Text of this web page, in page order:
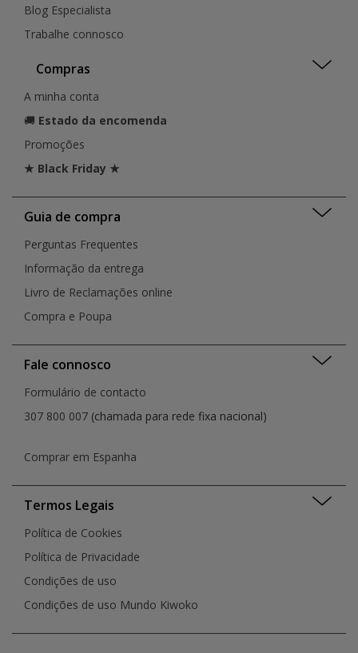
Blog Especialista
Trabalhe connosco
Compras
A minha conta
🚚 Estado da encomenda
Promoções
★ Black Friday ★
Guia de compra
Perguntas Frequentes
Informação da entrega
Livro de Reclamações online
Compra e Poupa
Fale connosco
Formulário de contacto
307 800 007 (chamada para rede fixa nacional)
Comprar em Espanha
Termos Legais
Política de Cookies
Política de Privacidade
Condições de uso
Condições de uso Mundo Kiwoko